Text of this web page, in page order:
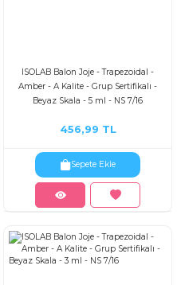
ISOLAB Balon Joje - Trapezoidal -
Amber - A Kalite - Grup Sertifikalı -
Beyaz Skala - 5 ml - NS 7/16
456,99 TL
Sepete Ekle